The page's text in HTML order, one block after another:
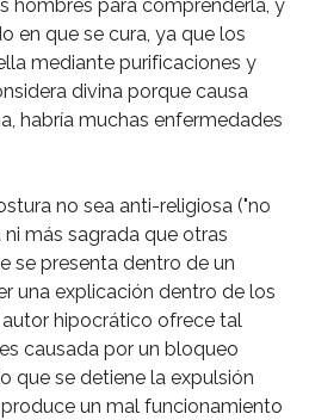
hombres para comprenderla, y
en que se cura, ya que los
mediante purificaciones y
divina porque causa
habría muchas enfermedades
no sea anti-religiosa ("no
más sagrada que otras
se presenta dentro de un
una explicación dentro de los
hipocrático ofrece tal
causada por un bloqueo
que se detiene la expulsión
un mal funcionamiento